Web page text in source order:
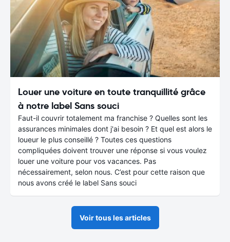
Louer une voiture en toute tranquillité grâce
à notre label Sans souci
Faut-il couvrir totalement ma franchise ? Quelles sont les
assurances minimales dont j'ai besoin ? Et quel est alors le
loueur le plus conseillé ? Toutes ces questions
compliquées doivent trouver une réponse si vous voulez
louer une voiture pour vos vacances. Pas
nécessairement, selon nous. C’est pour cette raison que
nous avons créé le label Sans souci
Voir tous les articles